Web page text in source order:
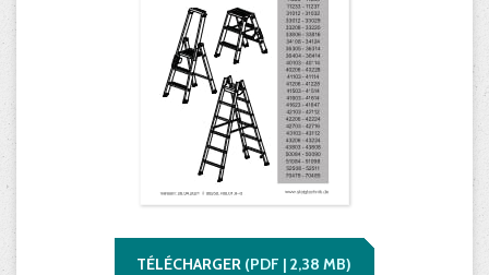
TÉLÉCHARGER (PDF | 2,38 MB)